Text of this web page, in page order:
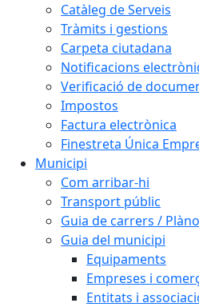
Catàleg de Serveis
Tràmits i gestions
Carpeta ciutadana
Notificacions
Verificació de
Impostos
Factura electrònica
Finestreta Única
Municipi
Com arribar-hi
Transport públic
Guia de carrers /
Guia del municipi
Equipaments
Empreses i
Entitats i